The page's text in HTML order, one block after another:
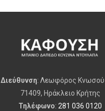
Διεύθυνση: Λεωφόρος Κνωσού
71409, Ηράκλειο Κρήτης
Τηλέφωνο: 281 036 0120